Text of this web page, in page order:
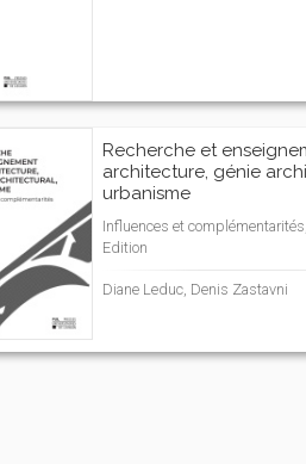
Recherche et
architecture, génie
urbanisme
Influences et
Edition
Diane Leduc, Denis Zastavni